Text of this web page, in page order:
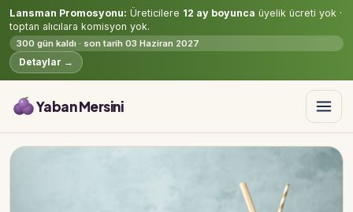
Lansman Promosyonu: Üreticilere 12 ay boyunca üyelik ücreti yok ·
toptan alıcılara komisyon yok.
300 gün kaldı · son tarih 03 Haziran 2027
Detaylar →
Yaban Mersini